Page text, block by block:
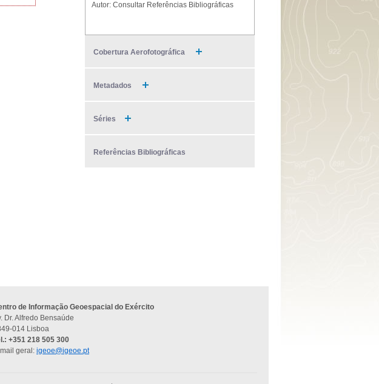
Autor: Consultar Referências Bibliográficas
Cobertura Aerofotográfica
Metadados
Séries
Referências Bibliográficas
de Informação Geoespacial do Exército
Dr. Alfredo Bensaúde
014 Lisboa
+351 218 505 300
geral: igeoe@igeoe.pt